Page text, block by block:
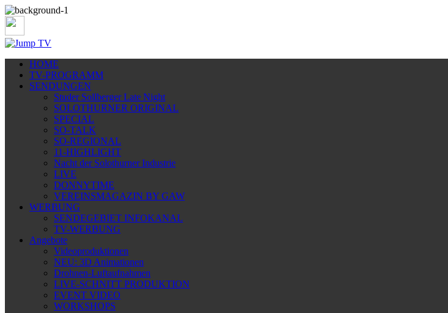
HOME
TV-PROGRAMM
SENDUNGEN
Studer Sollberger Late Night
SOLOTHURNER ORIGINAL
SPECIAL
SO-TALK
SO-REGIONAL
11-HIGHLIGHT
Nacht der Solothurner Industrie
LIVE
DONNYTIME
VEREINSMAGAZIN BY GAW
WERBUNG
SENDEGEBIET INFOKANAL
TV-WERBUNG
Angebote
Videoproduktionen
NEU: 3D Animationen
Drohnen-Luftaufnahmen
LIVE-SCHNITT PRODUKTION
EVENT VIDEO
WORKSHOPS